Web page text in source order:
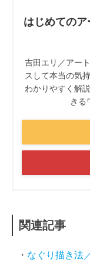
はじめての
吉田エリ／アー
スして本当の気
わかりやすく解
きる
関連記事
なぐり描き法